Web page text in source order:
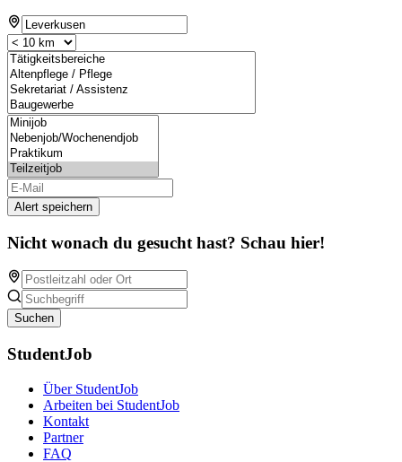
Alert speichern
Nicht wonach du gesucht hast? Schau hier!
Suchen
StudentJob
Über StudentJob
Arbeiten bei StudentJob
Kontakt
Partner
FAQ